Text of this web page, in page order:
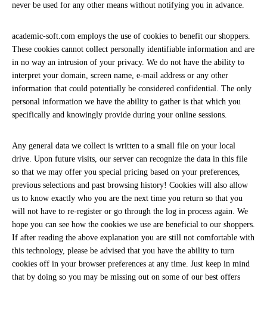
never be used for any other means without notifying you in advance.
academic-soft.com employs the use of cookies to benefit our shoppers.
These cookies cannot collect personally identifiable information and are
in no way an intrusion of your privacy. We do not have the ability to
interpret your domain, screen name, e-mail address or any other
information that could potentially be considered confidential. The only
personal information we have the ability to gather is that which you
specifically and knowingly provide during your online sessions.
Any general data we collect is written to a small file on your local
drive. Upon future visits, our server can recognize the data in this file
so that we may offer you special pricing based on your preferences,
previous selections and past browsing history! Cookies will also allow
us to know exactly who you are the next time you return so that you
will not have to re-register or go through the log in process again. We
hope you can see how the cookies we use are beneficial to our shoppers.
If after reading the above explanation you are still not comfortable with
this technology, please be advised that you have the ability to turn
cookies off in your browser preferences at any time. Just keep in mind
that by doing so you may be missing out on some of our best offers